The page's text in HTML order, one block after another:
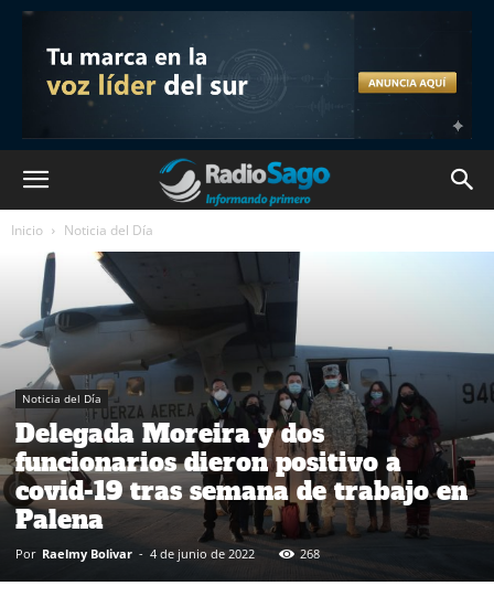
Inicio Noticia del Día
Noticia del Día
Delegada Moreira y dos
funcionarios dieron positivo a
covid-19 tras semana de trabajo en
Palena
Por Raelmy Bolivar - 4 de junio de 2022 268